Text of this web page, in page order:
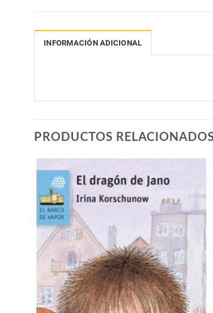
INFORMACIÓN ADICIONAL
PRODUCTOS RELACIONADOS